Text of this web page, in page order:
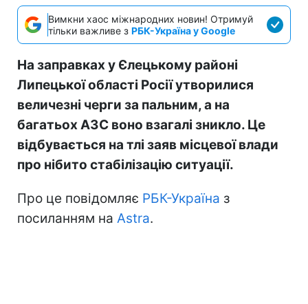
Вимкни хаос міжнародних новин! Отримуй
тільки важливе з РБК-Україна у Google
На заправках у Єлецькому районі
Липецької області Росії утворилися
величезні черги за пальним, а на
багатьох АЗС воно взагалі зникло. Це
відбувається на тлі заяв місцевої влади
про нібито стабілізацію ситуації.
Про це повідомляє РБК-Україна з
посиланням на Astra.